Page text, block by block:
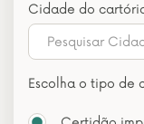
Cidade do
Pesquisar
Escolha o tipo de